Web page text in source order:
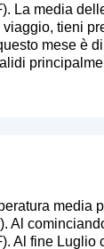
La media
tieni
mese è
media
Al fine Luglio